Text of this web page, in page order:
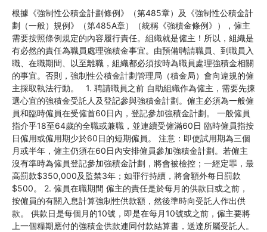
根據《強制性公積金計劃條例》（第485章）及《強制性公積金計
劃（一般）規例》（第485A章）（統稱《強積金條例》），僱主
需要按照條例規定的內容履行責任。組織就是僱主！所以，組織是
有必然的責任為職員處理強積金事宜。由預備聘請職員、到職員入
職、在職期間、以至離職，組織都必須按時為職員處理強積金相關
的事宜。否則，強制性公積金計劃管理局（積金局）會向違規的僱
主採取執法行動。 1. 聘請職員之前 自助組織作為僱主，需要先揀
選心宜的強積金受託人及登記參與強積金計劃。僱主必須為一般僱
員和臨時僱員在受僱首60日內，登記參加強積金計劃。 一般僱員
指介乎18至64歲的全職或兼職，並連續受僱滿60日 臨時僱員指按
日僱用或僱用期少於60日的短期僱員。 注意：即使試用期為三個
月或半年，僱主仍須在60日內安排僱員參加強積金計劃。若僱主
沒有準時為僱員登記參加強積金計劃，將會被檢控；一經定罪，最
高罰款$350,000及監禁3年；如罪行持續，將會額外每日罰款
$500。 2. 僱員在職期間 僱主的責任是於每月的供款日或之前，
按僱員的有關入息計算強制性供款額，然後準時向受託人作出供
款。 供款日是每個月的10號，即是在每月10號或之前，僱主要將
上一個糧期應付的強積金供款連同付款結算書，送達所屬受託人。